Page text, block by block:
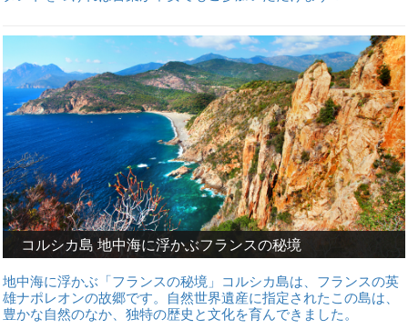
コルシカ島 地中海に浮かぶフランスの秘境
地中海に浮かぶ「フランスの秘境」コルシカ島は、フランスの英
雄ナポレオンの故郷です。自然世界遺産に指定されたこの島は、
豊かな自然のなか、独特の歴史と文化を育んできました。